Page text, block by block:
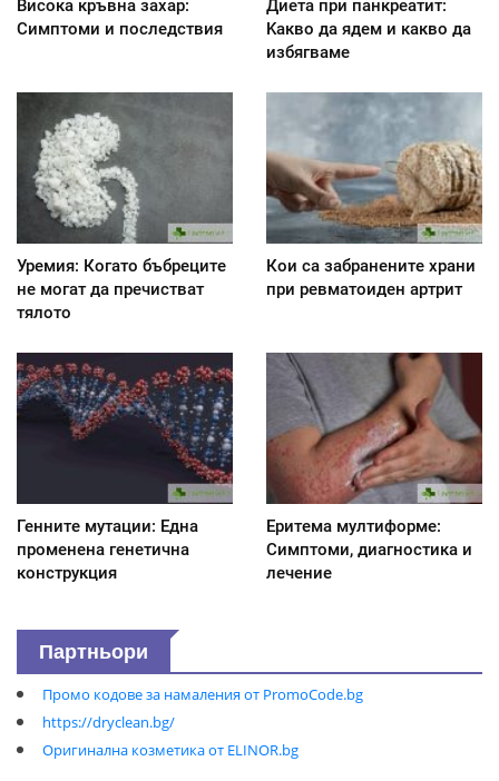
Висока кръвна захар:
Симптоми и последствия
Диета при панкреатит:
Kакво да ядем и какво да
избягваме
Уремия: Когато бъбреците
не могат да пречистват
тялото
Кои са забранените храни
при ревматоиден артрит
Генните мутации: Една
променена генетична
конструкция
Еритема мултиформе:
Симптоми, диагностика и
лечение
Партньори
Промо кодове за намаления от PromoCode.bg
https://dryclean.bg/
Оригинална козметика от ELINOR.bg